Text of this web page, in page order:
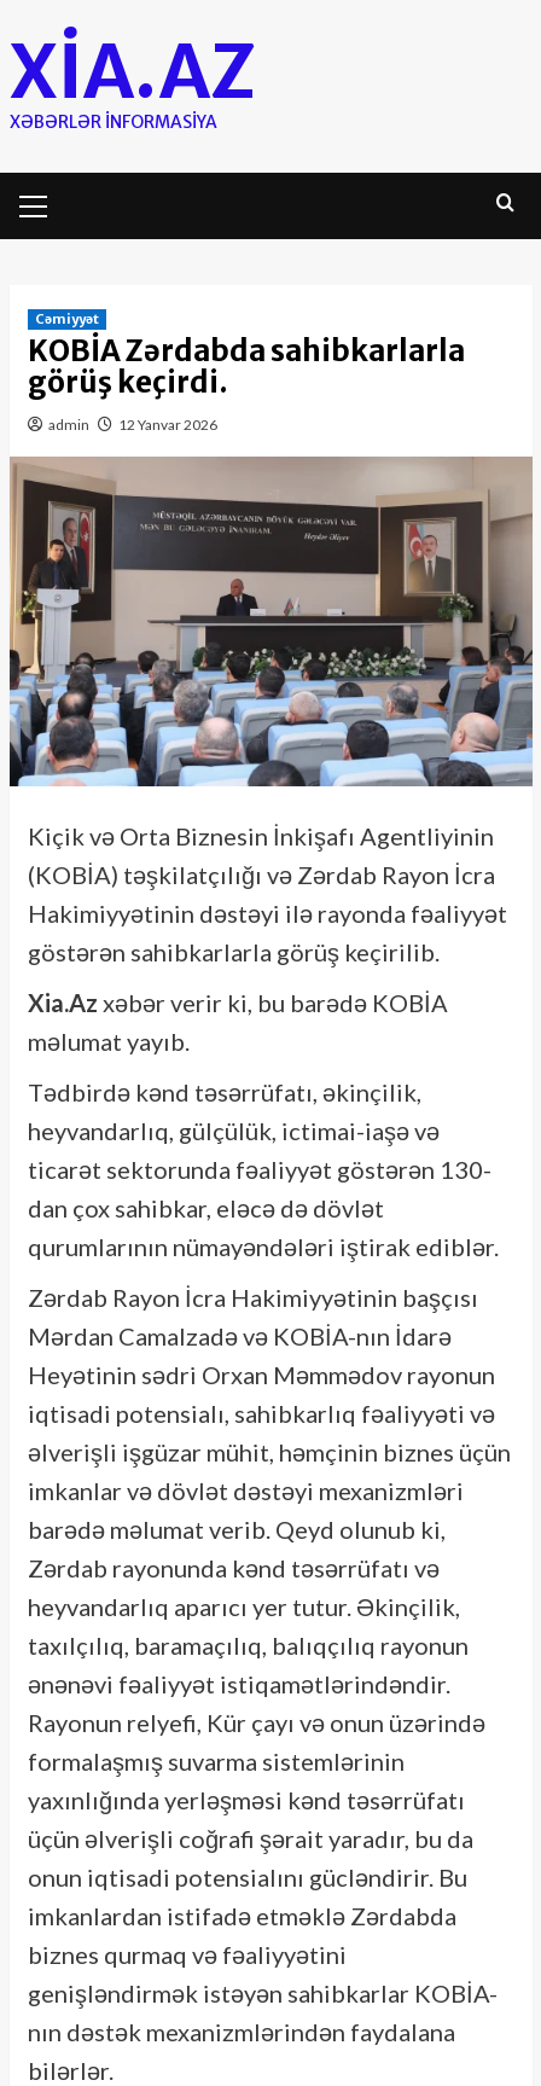
to
content
XIA.AZ
XƏBƏRLƏR INFORMASIYA
Menu
Cəmiyyət
KOBİA Zərdabda sahibkarlarla
görüş keçirdi.
admin 12 Yanvar 2026
Kiçik və Orta Biznesin İnkişafı Agentliyinin
(KOBİA) təşkilatçılığı və Zərdab Rayon İcra
Hakimiyyətinin dəstəyi ilə rayonda fəaliyyət
göstərən sahibkarlarla görüş keçirilib.
Xia.Az xəbər verir ki, bu barədə KOBİA
məlumat yayıb.
Tədbirdə kənd təsərrüfatı, əkinçilik,
heyvandarlıq, gülçülük, ictimai-iaşə və
ticarət sektorunda fəaliyyət göstərən 130-
dan çox sahibkar, eləcə də dövlət
qurumlarının nümayəndələri iştirak ediblər.
Zərdab Rayon İcra Hakimiyyətinin başçısı
Mərdan Camalzadə və KOBİA-nın İdarə
Heyətinin sədri Orxan Məmmədov rayonun
iqtisadi potensialı, sahibkarlıq fəaliyyəti və
əlverişli işgüzar mühit, həmçinin biznes üçün
imkanlar və dövlət dəstəyi mexanizmləri
barədə məlumat verib. Qeyd olunub ki,
Zərdab rayonunda kənd təsərrüfatı və
heyvandarlıq aparıcı yer tutur. Əkinçilik,
taxılçılıq, baramaçılıq, balıqçılıq rayonun
ənənəvi fəaliyyət istiqamətlərindəndir.
Rayonun relyefi, Kür çayı və onun üzərində
formalaşmış suvarma sistemlərinin
yaxınlığında yerləşməsi kənd təsərrüfatı
üçün əlverişli coğrafi şərait yaradır, bu da
onun iqtisadi potensialını gücləndirir. Bu
imkanlardan istifadə etməklə Zərdabda
biznes qurmaq və fəaliyyətini
genişləndirmək istəyən sahibkarlar KOBİA-
nın dəstək mexanizmlərindən faydalana
bilərlər.